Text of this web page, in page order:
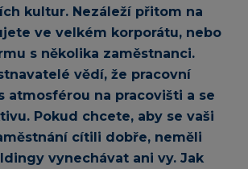
kultur. Nezáleží přitom na
ve velkém korporátu, nebo
s několika zaměstnanci.
vědí, že pracovní
atmosférou na pracovišti a se
Pokud chcete, aby se vaši
cítili dobře, neměli
vynechávat ani vy. Jak